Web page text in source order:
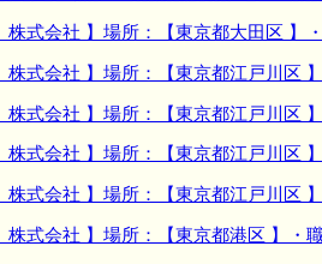
式会社 】場所：【東京都大田区 】
式会社 】場所：【東京都江戸川区
式会社 】場所：【東京都江戸川区
式会社 】場所：【東京都江戸川区
式会社 】場所：【東京都江戸川区
式会社 】場所：【東京都港区 】・